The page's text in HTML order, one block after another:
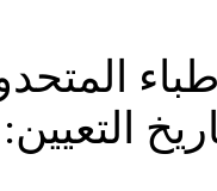
التعيين: أبريل